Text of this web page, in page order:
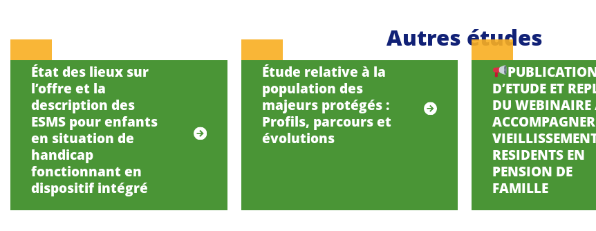
Autres études
État des lieux sur
l’offre et la
description des
ESMS pour enfants
en situation de
handicap
fonctionnant en
dispositif intégré
Étude relative à la
population des
majeurs protégés :
Profils, parcours et
évolutions
D’ETUDE ET
DU
RESIDENTS EN
PENSION DE
FAMILLE